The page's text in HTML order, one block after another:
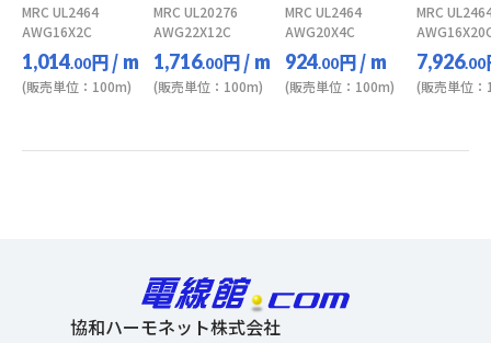
MRC UL2464
AWG16X2C
1,014.00円/ m
(販売単位：100m)
MRC UL20276
AWG22X12C
1,716.00円/ m
(販売単位：100m)
MRC UL2464
AWG20X4C
924.00円/ m
(販売単位：100m)
MRC
7,926.00
(販売単位
協和ハーモネット株式会社